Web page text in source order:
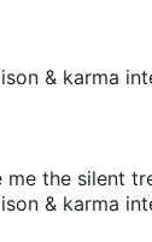
& karma
me the silent
& karma